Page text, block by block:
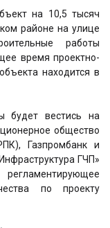
на 10,5 тысяч
районе на улице
работы
время проектно-
находится в
будет вестись на
общество
Газпромбанк и
ГЧП»
по проекту